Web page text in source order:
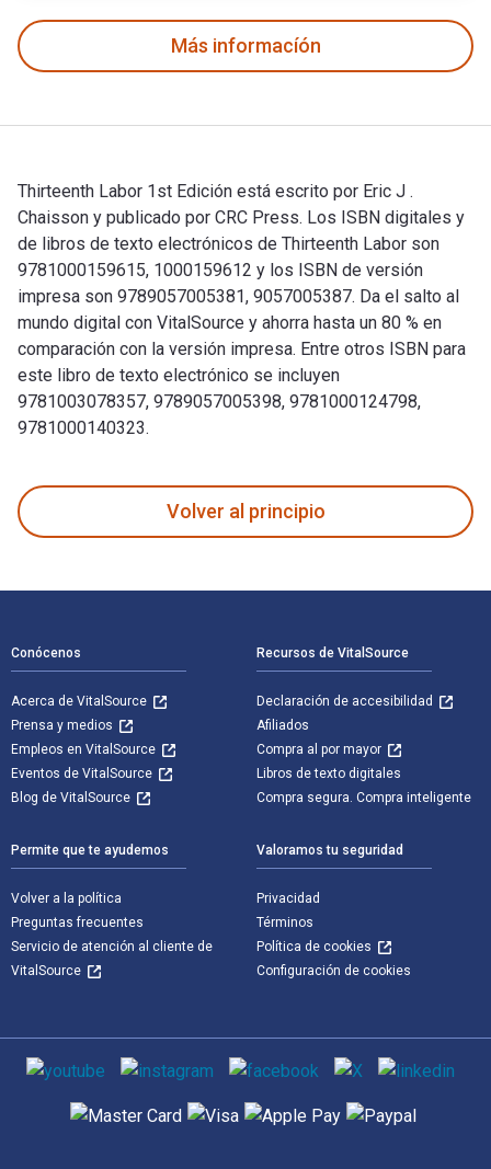
Más informacíón
Thirteenth Labor 1st Edición está escrito por Eric J .
Chaisson y publicado por CRC Press. Los ISBN digitales y
de libros de texto electrónicos de Thirteenth Labor son
9781000159615, 1000159612 y los ISBN de versión
impresa son 9789057005381, 9057005387. Da el salto al
mundo digital con VitalSource y ahorra hasta un 80 % en
comparación con la versión impresa. Entre otros ISBN para
este libro de texto electrónico se incluyen
9781003078357, 9789057005398, 9781000124798,
9781000140323.
Volver al principio
Conócenos
Acerca de VitalSource
Prensa y medios
Empleos en VitalSource
Eventos de VitalSource
Blog de VitalSource
Recursos de VitalSource
Declaración de accesibilidad
Afiliados
Compra al por mayor
Libros de texto digitales
Compra segura. Compra inteligente
Permite que te ayudemos
Volver a la política
Preguntas frecuentes
Servicio de atención al cliente de
VitalSource
Valoramos tu seguridad
Privacidad
Términos
Política de cookies
Configuración de cookies
Medios de comunicación social
Métodos de pago admitidos